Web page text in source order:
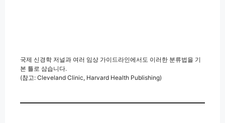
국제 신경학 저널과 여러 임상 가이드라인에서도 이러한 분류법을 기
본 틀로 삼습니다.
(참고: Cleveland Clinic, Harvard Health Publishing)